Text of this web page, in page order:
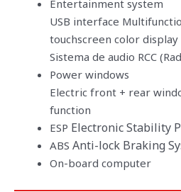
Entertainment system
USB interface
touchscreen color display
Sistema de audio RCC
Power windows
Electric front + rear
function
ESP Electronic Stability
ABS Anti-lock Braking
On-board computer